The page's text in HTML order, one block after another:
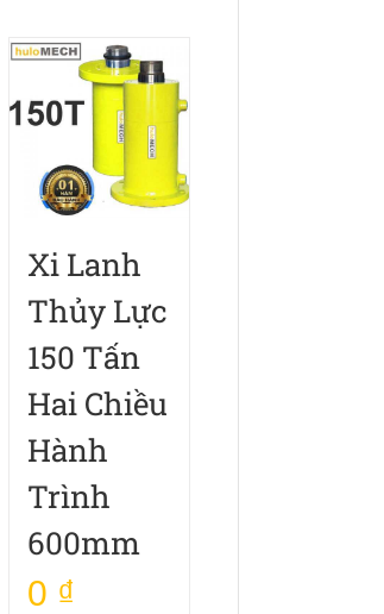
Xi Lanh
Thủy Lực
150 Tấn
Hai Chiều
Hành
Trình
600mm
0 ₫